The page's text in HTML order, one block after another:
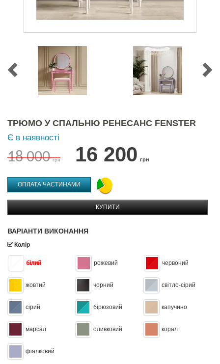
ТРЮМО У СПАЛЬНЮ РЕНЕСАНС FENSTER
Є в наявності
18 000 грн 16 200 грн
ОПЛАТА ЧАСТИНАМИ
КУПИТИ
ВАРІАНТИ ВИКОНАННЯ
Колір
білий рожевий червоний
жовтий чорний світло-сірий
сірий бірюзовий капучино
марсал оливковий корал
фіалковий